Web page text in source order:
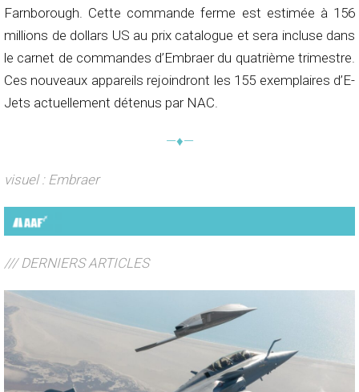
Farnborough. Cette commande ferme est estimée à 156
millions de dollars US au prix catalogue et sera incluse dans
le carnet de commandes d’Embraer du quatrième trimestre.
Ces nouveaux appareils rejoindront les 155 exemplaires d’E-
Jets actuellement détenus par NAC.
—♦—
visuel : Embraer
/// DERNIERS ARTICLES